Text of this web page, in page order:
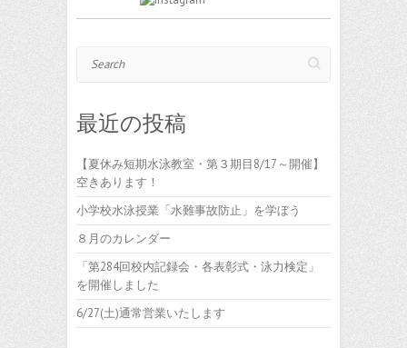
最近の投稿
【夏休み短期水泳教室・第３期目8/17～開催】
空きあります！
小学校水泳授業「水難事故防止」を学ぼう
８月のカレンダー
「第284回校内記録会・各表彰式・泳力検定」
を開催しました
6/27(土)通常営業いたします